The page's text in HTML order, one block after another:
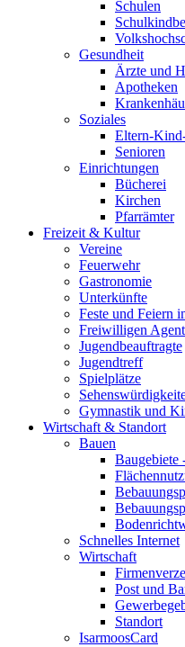
Schulen
Gesundheit
Ärzte und
Apotheken
Soziales
Eltern-
Senioren
Einrichtungen
Bücherei
Kirchen
Pfarrämter
Freizeit & Kultur
Vereine
Feuerwehr
Gastronomie
Unterkünfte
Feste und Feiern
Freiwilligen
Jugendbeauftragte
Jugendtreff
Spielplätze
Gymnastik und
Wirtschaft & Standort
Bauen
Baugebiete
Schnelles Internet
Wirtschaft
Post und
Standort
IsarmoosCard